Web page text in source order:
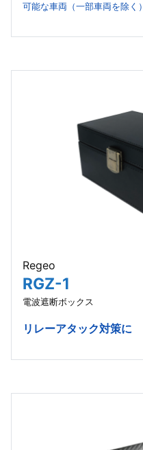
可能な車両（一部車両を除く）
Regeo
RGZ-1
電波遮断ボックス
リレーアタック対策に